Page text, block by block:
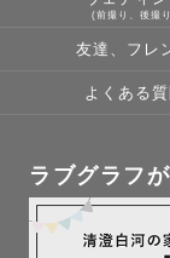
(前撮り、後撮
友達、フレ
よくある質
ラブグラフ